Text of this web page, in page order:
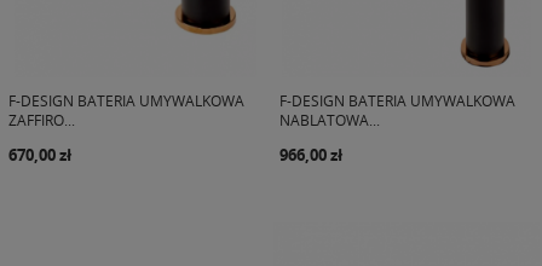
F-DESIGN BATERIA UMYWALKOWA
ZAFFIRO...
670,00 zł
F-DESIGN BATERIA UMYWALKOWA
NABLATOWA...
966,00 zł